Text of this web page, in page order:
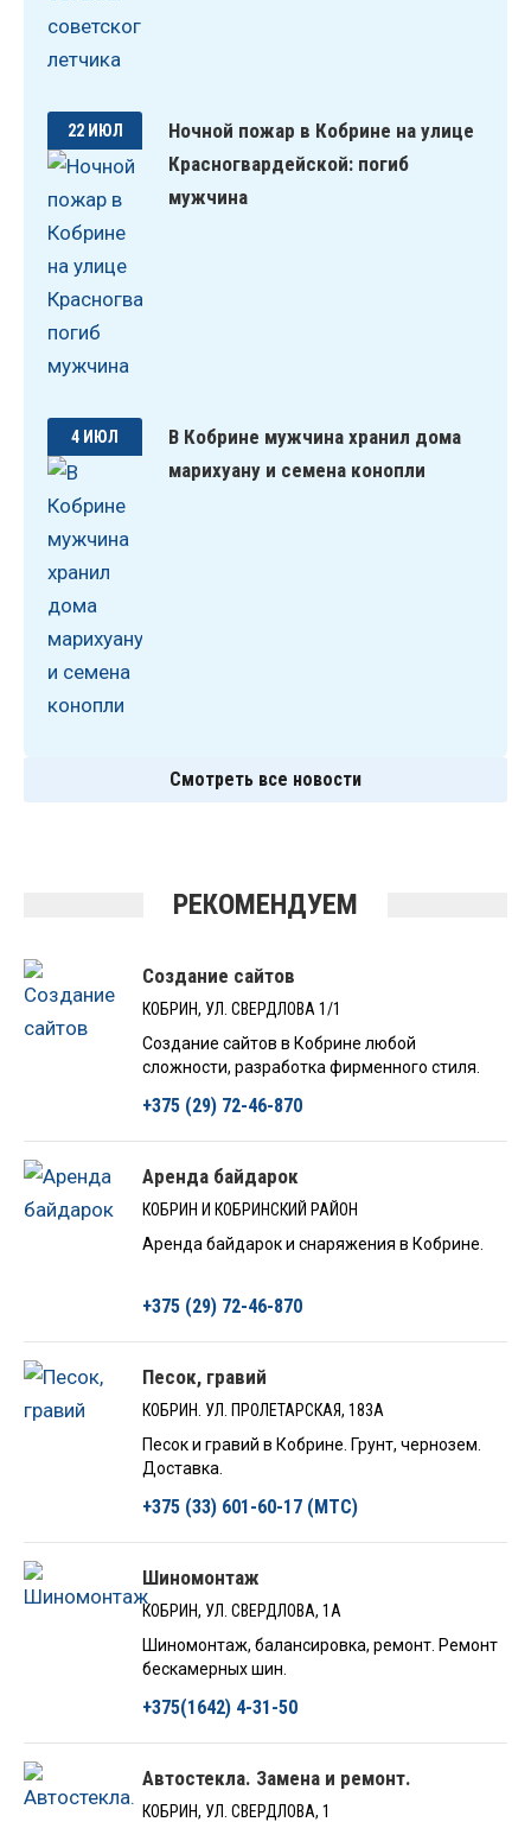
22 ИЮЛ
Ночной пожар в Кобрине на улице
Красногвардейской: погиб
мужчина
4 ИЮЛ
В Кобрине мужчина хранил дома
марихуану и семена конопли
Смотреть все новости
РЕКОМЕНДУЕМ
Создание сайтов
КОБРИН, УЛ. СВЕРДЛОВА 1/1
Создание сайтов в Кобрине любой
сложности, разработка фирменного стиля.
+375 (29) 72-46-870
Аренда байдарок
КОБРИН И КОБРИНСКИЙ РАЙОН
Аренда байдарок и снаряжения в Кобрине.
+375 (29) 72-46-870
Песок, гравий
КОБРИН. УЛ. ПРОЛЕТАРСКАЯ, 183А
Песок и гравий в Кобрине. Грунт, чернозем.
Доставка.
+375 (33) 601-60-17 (МТС)
Шиномонтаж
КОБРИН, УЛ. СВЕРДЛОВА, 1А
Шиномонтаж, балансировка, ремонт. Ремонт
бескамерных шин.
+375(1642) 4-31-50
Автостекла. Замена и ремонт.
КОБРИН, УЛ. СВЕРДЛОВА, 1